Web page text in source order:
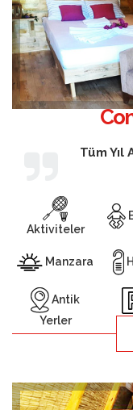
Tüm Yıl
Aktiviteler
Manzara
Antik
Yerler